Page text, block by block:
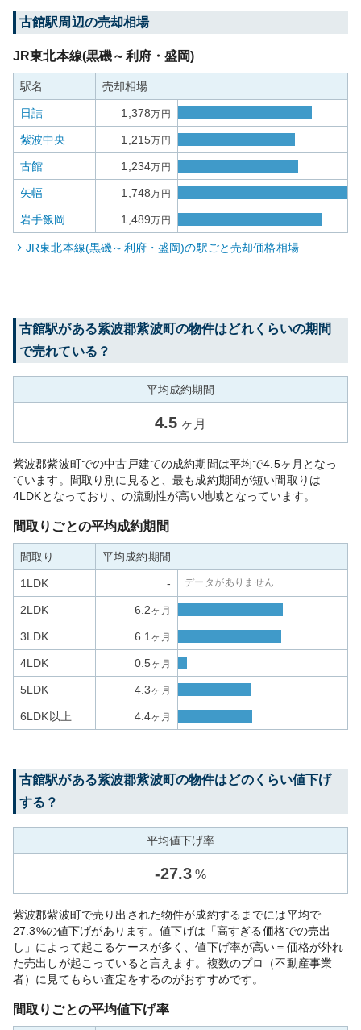
古館駅周辺の売却相場
JR東北本線(黒磯～利府・盛岡)
駅名 売却相場
日詰 1,378万円
紫波中央 1,215万円
古館 1,234万円
矢幅 1,748万円
岩手飯岡 1,489万円
JR東北本線(黒磯～利府・盛岡)の駅ごと売却価格相場
古館駅がある紫波郡紫波町の物件はどれくらいの期間
で売れている？
平均成約期間
4.5 ヶ月
紫波郡紫波町での中古戸建ての成約期間は平均で4.5ヶ月となっ
ています。間取り別に見ると、最も成約期間が短い間取りは
4LDKとなっており、の流動性が高い地域となっています。
間取りごとの平均成約期間
間取り 平均成約期間
1LDK - データがありません
2LDK 6.2ヶ月
3LDK 6.1 ヶ月
4LDK 0.5ヶ月
5LDK 4.3ヶ月
6LDK以上 4.4ヶ月
古館駅がある紫波郡紫波町の物件はどのくらい値下げ
する？
平均値下げ率
-27.3 %
紫波郡紫波町で売り出された物件が成約するまでには平均で
27.3%の値下げがあります。値下げは「高すぎる価格での売出
し」によって起こるケースが多く、値下げ率が高い＝価格が外れ
た売出しが起こっていると言えます。複数のプロ（不動産事業
者）に見てもらい査定をするのがおすすめです。
間取りごとの平均値下げ率